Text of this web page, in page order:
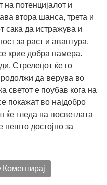
на потенцијалот и
втора шанса, трета и
сака да истражува и
за раст и авантура,
крие добра намера.
Стрелецот ќе го
да верува во
светот е поубав кога на
покажат во најдобро
ќе гледа на посветлата
нешто достојно за
Коментирај